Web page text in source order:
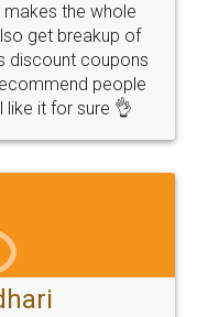
makes the whole
get breakup of
discount coupons
people
like it for sure 👌